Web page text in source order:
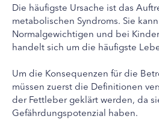
Die häufigste Ursache ist das
metabolischen Syndroms. Sie
Normalgewichtigen und bei
handelt sich um die häufigste
Um die Konsequenzen für die
müssen zuerst die Definitionen
der Fettleber geklärt werden, da
Gefährdungspotenzial haben.